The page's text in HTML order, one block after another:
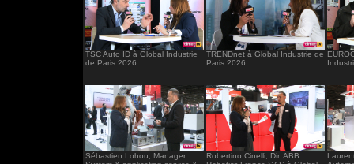
TSC Auto ID à Global Industrie
de Paris 2026
TRENDnet à Global Industrie de
Paris 2026
Sébastien Lohou, Manager
Robertino Cinelli, Dir. ABB